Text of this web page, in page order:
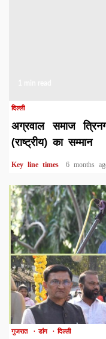
दिल्ली
अग्रवाल समाज
(राष्ट्रीय) का सम्मान
Key line times 6 months
1 min read
गुजरात डांग दिल्ली